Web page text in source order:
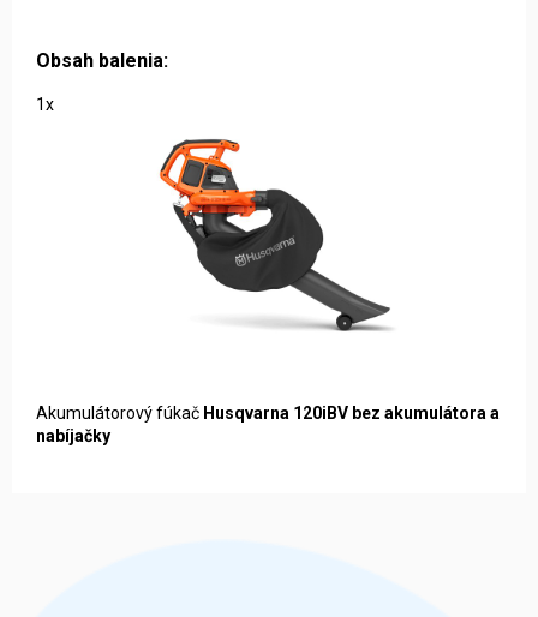
Obsah balenia:
1x
Akumulátorový fúkač Husqvarna 120iBV bez akumulátora a
nabíjačky